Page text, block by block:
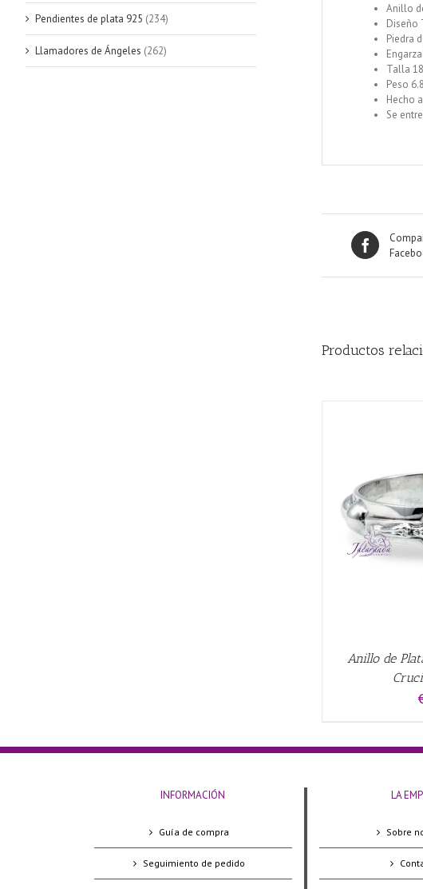
Anillo
Diseño
Piedra
Talla
Peso
Hecho
Se
Productos
Anillo de
Pendientes de plata 925 (234)
Llamadores de Ángeles (262)
INFORMACIÓN
Guía de compra
Seguimiento de pedido
LA
Sobre